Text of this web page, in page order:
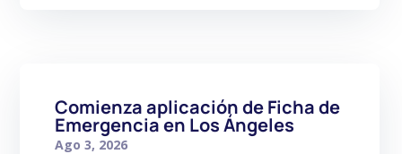
Comienza aplicación de Ficha de
Emergencia en Los Ángeles
Ago 3, 2026